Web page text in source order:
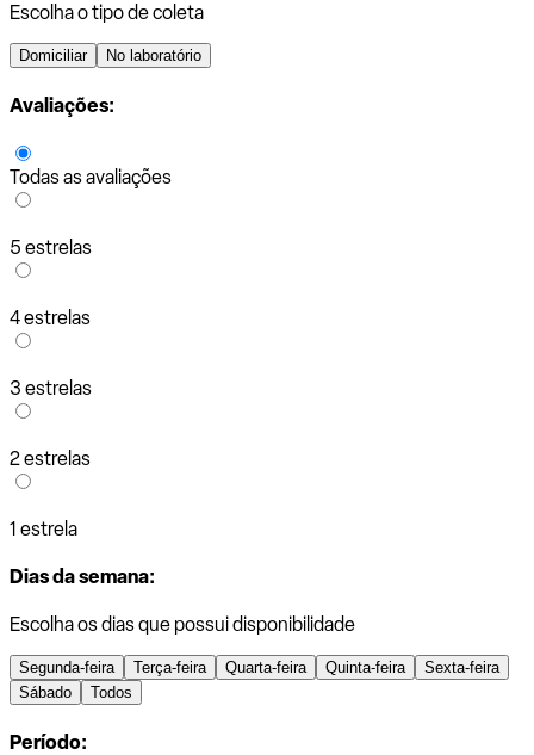
Escolha o tipo de coleta
Domiciliar No laboratório
Avaliações:
Todas as avaliações
5 estrelas
4 estrelas
3 estrelas
2 estrelas
1 estrela
Dias da semana:
Escolha os dias que possui disponibilidade
Segunda-feira Terça-feira Quarta-feira Quinta-feira
Sexta-feira
Sábado
Todos
Período: